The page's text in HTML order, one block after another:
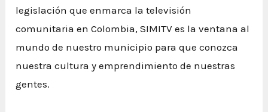
legislación que enmarca la televisión
comunitaria en Colombia, SIMITV es la ventana al
mundo de nuestro municipio para que conozca
nuestra cultura y emprendimiento de nuestras
gentes.